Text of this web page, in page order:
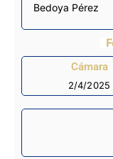
Bedoya Pérez
Cámara
2/4/2025